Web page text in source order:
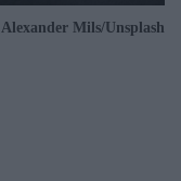
Alexander Mils/Unsplash